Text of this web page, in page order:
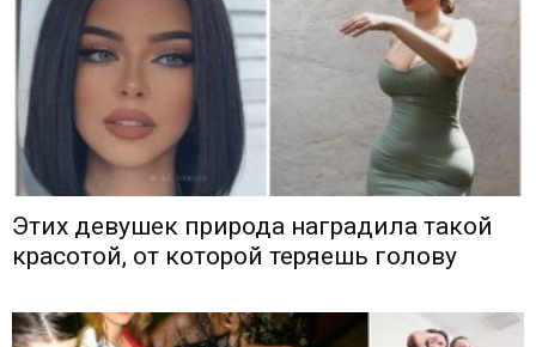
Этих девушек природа наградила такой
красотой, от которой теряешь голову